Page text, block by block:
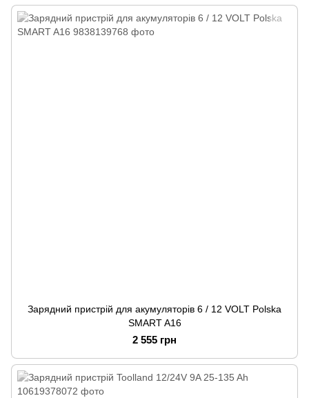
Зарядний пристрій для акумуляторів 6 / 12 VOLT Polska
SMART A16
2 555 грн